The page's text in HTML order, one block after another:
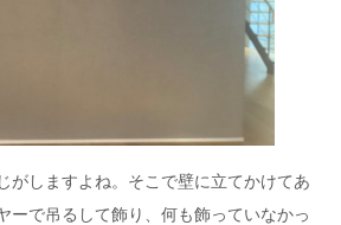
がしますよね。そこで壁に立てかけてあ
ーで吊るして飾り、何も飾っていなかっ